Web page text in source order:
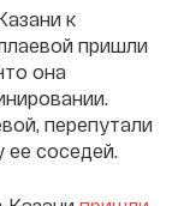
к
пришли
она
перепутали
ее соседей.